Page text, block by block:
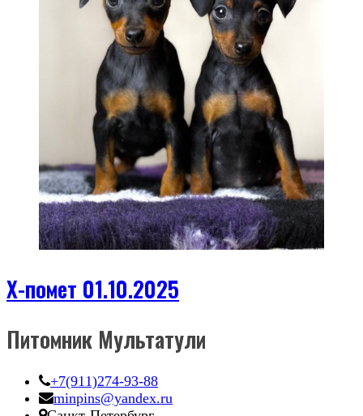
Х-помет 01.10.2025
Питомник Мультатули
+7(911)274-93-88
minpins@yandex.ru